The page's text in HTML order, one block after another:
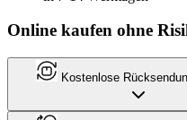
Online kaufen ohne
Kostenlose